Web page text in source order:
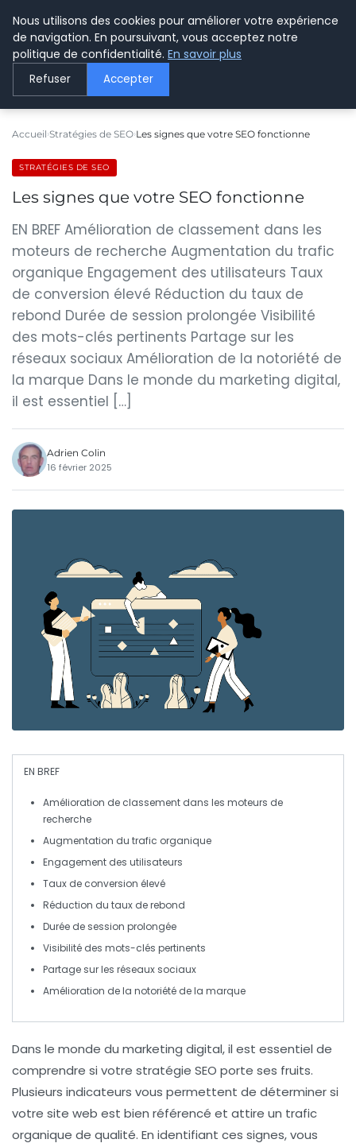
LE WEBMARKETING
Accueil Stratégies de SEO Les signes que votre SEO fonctionne
STRATÉGIES DE SEO
Les signes que votre SEO fonctionne
EN BREF Amélioration de classement dans les
moteurs de recherche Augmentation du trafic
organique Engagement des utilisateurs Taux
de conversion élevé Réduction du taux de
rebond Durée de session prolongée Visibilité
des mots-clés pertinents Partage sur les
réseaux sociaux Amélioration de la notoriété de
la marque Dans le monde du marketing digital,
il est essentiel […]
Adrien Colin
16 février 2025
EN BREF
Amélioration de classement dans les moteurs de
recherche
Augmentation du trafic organique
Engagement des utilisateurs
Taux de conversion élevé
Réduction du taux de rebond
Durée de session prolongée
Visibilité des mots-clés pertinents
Partage sur les réseaux sociaux
Amélioration de la notoriété de la marque
Dans le monde du marketing digital, il est essentiel de
comprendre si votre stratégie SEO porte ses fruits.
Plusieurs indicateurs vous permettent de déterminer si
votre site web est bien référencé et attire un trafic
organique de qualité. En identifiant ces signes, vous
Nous utilisons des cookies pour améliorer votre expérience
de navigation. En poursuivant, vous acceptez notre
politique de confidentialité. En savoir plus
Refuser Accepter